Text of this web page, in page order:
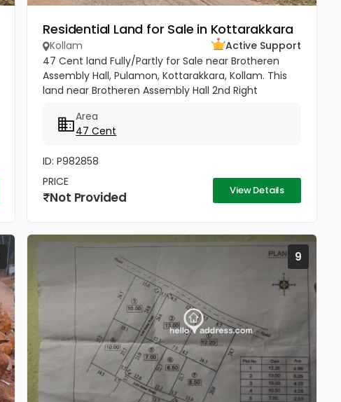
Residential Land for Sale in Kottarakkara
Kollam
Active Support
47 Cent land Fully/Partly for Sale near Brotheren
Assembly Hall, Pulamon, Kottarakkara, Kollam. This
land near Brotheren Assembly Hall 2nd Right
and Paliative Care....
Area
47 Cent
ID: P982858
PRICE
Not Provided View Details
9